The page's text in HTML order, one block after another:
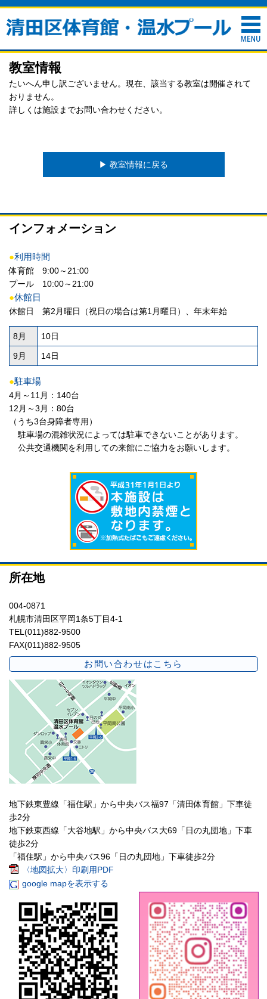
教室情報
たいへん申し訳ございません。現在、該当する教室は開催されて
おりません。
詳しくは施設までお問い合わせください。
▶︎ 教室情報に戻る
インフォメーション
●利用時間
体育館 9:00～21:00
プール 10:00～21:00
●休館日
休館日 第2月曜日（祝日の場合は第1月曜日）、年末年始
8月 10日
9月 14日
●駐車場
4月～11月：140台
12月～3月：80台
（うち3台身障者専用）
駐車場の混雑状況によっては駐車できないことがあります。
公共交通機関を利用しての来館にご協力をお願いします。
所在地
004-0871
札幌市清田区平岡1条5丁目4-1
TEL(011)882-9500
FAX(011)882-9505
お問い合わせはこちら
地下鉄東豊線「福住駅」から中央バス福97「清田体育館」下車徒
歩2分
地下鉄東西線「大谷地駅」から中央バス大69「日の丸団地」下車
徒歩2分
「福住駅」から中央バス96「日の丸団地」下車徒歩2分
〈地図拡大〉印刷用PDF
google mapを表示する